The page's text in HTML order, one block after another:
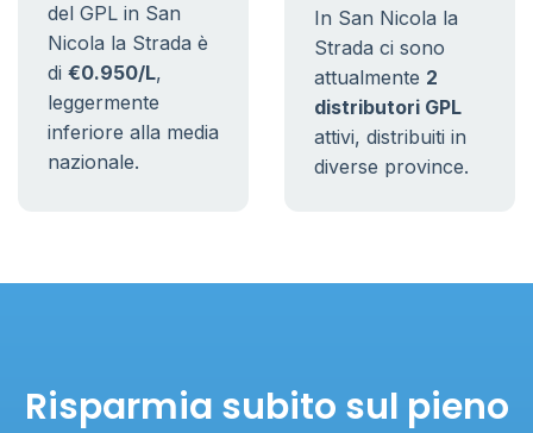
del GPL in San
Nicola la Strada è
di €0.950/L,
leggermente
inferiore alla media
nazionale.
In San Nicola la
Strada ci sono
attualmente 2
distributori GPL
attivi, distribuiti in
diverse province.
Risparmia subito sul pieno